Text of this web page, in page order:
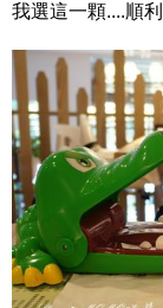
我選這一顆....順